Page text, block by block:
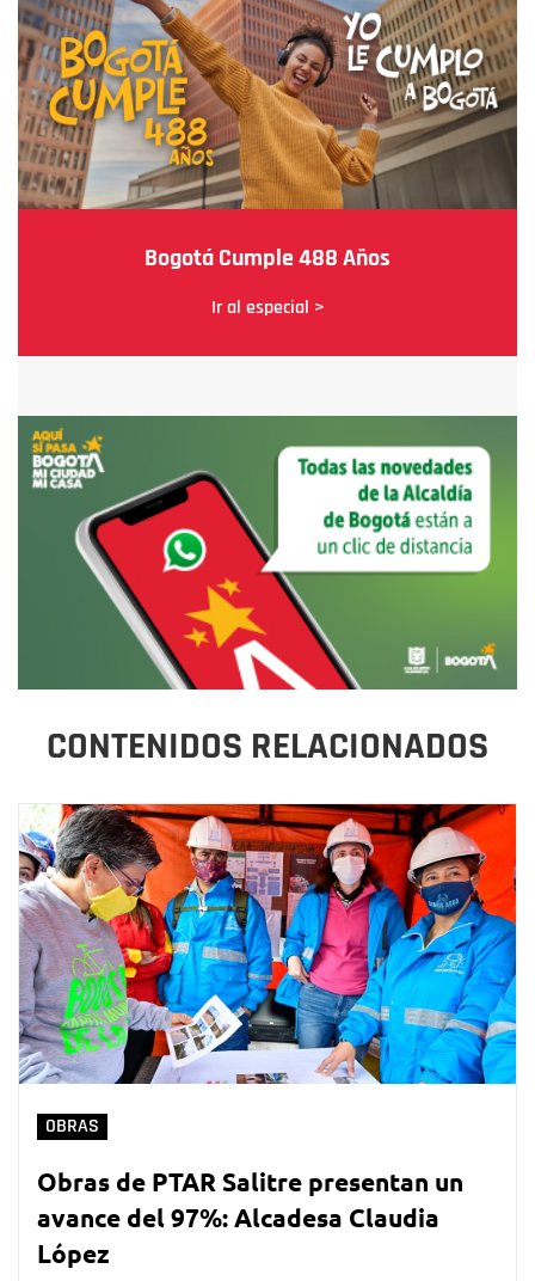
Bogotá Cumple 488 Años
Ir al especial >
CONTENIDOS RELACIONADOS
OBRAS
Obras de PTAR Salitre presentan un
avance del 97%: Alcadesa Claudia
López